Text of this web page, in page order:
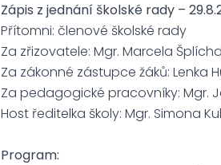
Zápis z jednání školské rady –
Přítomni: členové školské rady
Za zřizovatele: Mgr. Marcela
Za zákonné zástupce žáků: Lenka
Za pedagogické pracovníky: Mgr.
Host ředitelka školy: Mgr. Simona
Program: